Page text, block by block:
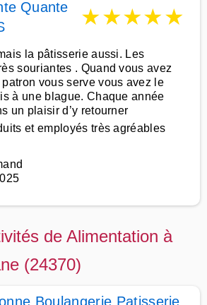
Quante
★★★★★
la pâtisserie aussi. Les
souriantes . Quand vous avez
vous serve vous avez le
à une blague. Chaque année
un plaisir d’y retourner
et employés très agréables
de Alimentation à
(24370)
Boulangerie Patisserie